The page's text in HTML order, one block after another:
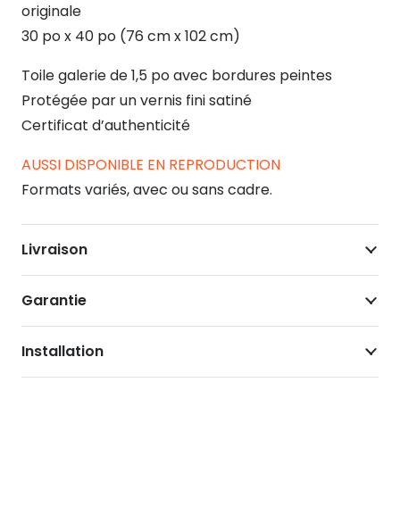
originale
30 po x 40 po (76 cm x 102 cm)
Toile galerie de 1,5 po avec bordures peintes
Protégée par un vernis fini satiné
Certificat d’authenticité
AUSSI DISPONIBLE EN REPRODUCTION
Formats variés, avec ou sans cadre.
Livraison
Garantie
Installation